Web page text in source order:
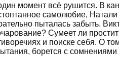
момент всё рушится. В
самолюбие, Натали
пыталась забыть.
Сумеет ли
и поиске себя. О
борется с